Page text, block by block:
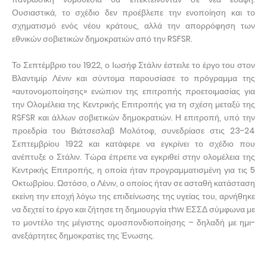
Ουσιαστικά, το σχέδιο δεν προέβλεπε την ενοποίηση και το
σχηματισμό ενός νέου κράτους, αλλά την απορρόφηση των
εθνικών σοβιετικών δημοκρατιών από την RSFSR.
Το Σεπτέμβριο του 1922, ο Ιωσήφ Στάλιν έστειλε το έργο του στον
Βλαντιμίρ Λένιν και σύντομα παρουσίασε το πρόγραμμα της
«αυτονομοποίησης» ενώπιον της επιτροπής προετοιμασίας για
την Ολομέλεια της Κεντρικής Επιτροπής για τη σχέση μεταξύ της
RSFSR και άλλων σοβιετικών δημοκρατιών. Η επιτροπή, υπό την
προεδρία του Βιάτσεσλαβ Μολότοφ, συνεδρίασε στις 23-24
Σεπτεμβρίου 1922 και κατάφερε να εγκρίνει το σχέδιο που
ανέπτυξε ο Στάλιν. Τώρα έπρεπε να εγκριθεί στην ολομέλεια της
Κεντρικής Επιτροπής, η οποία ήταν προγραμματισμένη για τις 5
Οκτωβρίου. Ωστόσο, ο Λένιν, ο οποίος ήταν σε ασταθή κατάσταση
εκείνη την εποχή λόγω της επιδείνωσης της υγείας του, αρνήθηκε
να δεχτεί το έργο και ζήτησε τη δημιουργία τhw ΕΣΣΔ σύμφωνα με
το μοντέλο της μέγιστης ομοσπονδιοποίησης – δηλαδή με ημι-
ανεξάρτητες δημοκρατίες της Ένωσης.